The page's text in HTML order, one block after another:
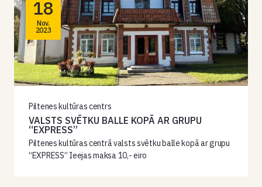
18
Nov.
2023
Piltenes kultūras centrs
VALSTS SVĒTKU BALLE KOPĀ AR GRUPU
“EXPRESS”
Piltenes kultūras centrā valsts svētku balle kopā ar grupu
“EXPRESS” Ieejas maksa 10,- eiro